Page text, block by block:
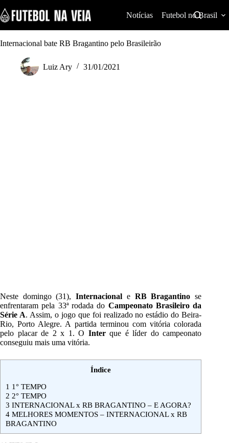
k
i
p
t
Notícias Futebol no Brasil
Internacional bate RB Bragantino pelo Brasileirão
Luiz Ary 31/01/2021
Neste domingo (31),Internacional e RB Bragantino se
enfrentaram pela 33ª rodada do Campeonato Brasileiro da
Série A. Assim, o jogo que foi realizado no estádio do Beira-
Rio, Porto Alegre. A partida terminou com vitória colorada
pelo placar de 2 x 1. O Interque é líder do campeonato
conseguiu mais uma vitória.
Índice
1 1° TEMPO
2 2° TEMPO
3 INTERNACIONAL x RB BRAGANTINO – E AGORA?
4 MELHORES MOMENTOS – INTERNACIONAL x RB
BRAGANTINO